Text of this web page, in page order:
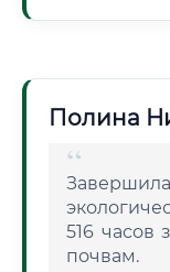
Полина
516 часов
почвам.